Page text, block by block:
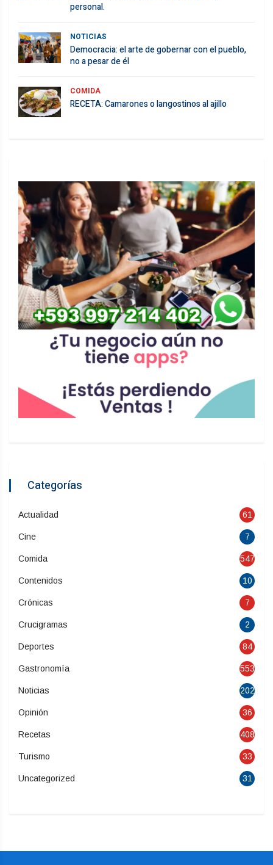
personal.
NOTICIAS
Democracia: el arte de gobernar con el pueblo,
no a pesar de él
COMIDA
RECETA: Camarones o langostinos al ajillo
Categorías
Actualidad 61
Cine 7
Comida 547
Contenidos 10
Crónicas 7
Crucigramas 2
Deportes 84
Gastronomía 553
Noticias 202
Opinión 36
Recetas 408
Turismo 33
Uncategorized 31